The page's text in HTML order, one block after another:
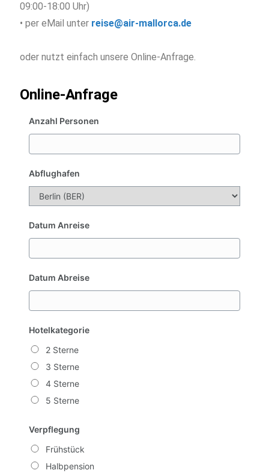
09:00-18:00 Uhr)
• per eMail unter reise@air-mallorca.de
oder nutzt einfach unsere Online-Anfrage.
Online-Anfrage
Anzahl Personen
Abflughafen
Datum Anreise
Datum Abreise
Hotelkategorie
2 Sterne
3 Sterne
4 Sterne
5 Sterne
Verpflegung
Frühstück
Halbpension